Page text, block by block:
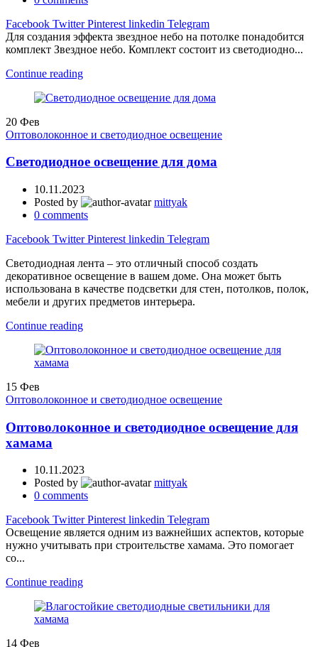
Facebook Twitter Pinterest linkedin Telegram
Для создания эффекта звездное небо на потолке понадобится
комплект Звездное небо. Комплект состоит из светодиодно...
Continue reading
20 Фев
Оптоволоконное и светодиодное освещение
Светодиодное освещение для дома
10.11.2023
Posted by
mittyak
0 comments
Facebook Twitter Pinterest linkedin Telegram
Светодиодная лента – это отличный способ создать
декоративное освещение в вашем доме. Она может быть
использована в качестве подсветки для стен, потолков, полок,
мебели и других предметов интерьера.
Continue reading
15 Фев
Оптоволоконное и светодиодное освещение
Оптоволоконное и светодиодное освещение для
хамама
10.11.2023
Posted by
mittyak
0 comments
Facebook Twitter Pinterest linkedin Telegram
Освещение является одним из важнейших аспектов, которые
нужно учитывать при строительстве хамама. Это помогает
со...
Continue reading
14 Фев